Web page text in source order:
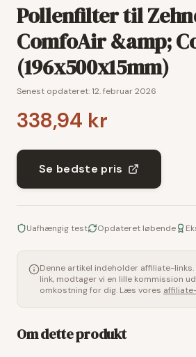
Pollenfilter til
ComfoAir &amp;
(196x500x15mm)
Senest opdateret:12. februar 2026
338,94 kr
Se bedste pris
Uafhængig test Opdateret løbende
Denne artikel indeholder affiliate-
link, modtager vi en lille kommission
omkostning for dig. Læs vores
Om dette produkt